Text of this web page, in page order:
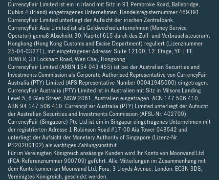
CurrencyFair Limited ist ein in Irland mit Sitz in 91 Pembroke Road, Ballsbridge,
Dublin 4 (Irland) eingetragenes Unternehmen. Handelsregisternummer 469391.
CurrencyFair Limited unterliegt der Aufsicht der irischen Zentralbank.
CurrencyFair Asia Limited ist als Geldwechselunternehmen (Money Service
Operator) gemäß Abschnitt 30, Kapitel 615 durch das Zoll- und Verbrauchsteueramt
Hongkong (Hong Kong Customs and Excise Department) reguliert (Lizenznummer
25-04-03271), mit eingetragener Adresse: Suite 12100, 12. Etage, YF LIFE
TOWER, 33 Lockhart Road, Wan Chai, Hongkong.
CurrencyFair Limited (ARBN 154 043 455) ist bei der Australian Securities and
Investments Commission als Corporate Authorised Representative von CurrencyFair
Australia (PTY) Limited (AFS Representative Number 00041945000) eingetragen.
CurrencyFair Australia (PTY) Limited ist in Australien mit Sitz in Milsons Landing
Level 5, 6 Glen Street, NSW 2061, Australien eingetragen. ACN 147 506 410,
ABN 94 147 506 410. CurrencyFair Australia (PTY) Limited unterliegt der Aufsicht
der Australian Securities and Investments Commission (AFSL-Nr. 402709).
CurrencyFair (Singapore) Pte Ltd ist ein in Singapur eingetragenes Unternehmen mit
der registrierten Adresse 1 Robinson Road #17-00 Aia Tower 048542 und
unterliegt der Aufsicht der Monetary Authority of Singapore (Lizenz-Nr.
PS20200102) als wichtiges Zahlungsinstitut.
Für im Vereinigten Königreich ansässige Kunden wird Ihr Konto von Moorwand Ltd
(FCA-Referenznummer 900709) geführt. Alle Mitteilungen im Zusammenhang mit
dem Konto können an Moorwand Ltd, Fora, 3 Lloyds Avenue, London, EC3N 3DS,
Vereinigtes Königreich, geschickt werden.